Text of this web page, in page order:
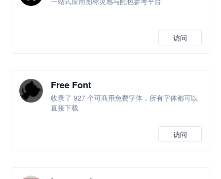
访问
Free Font
收录了 927 个可商用免费字体，所有字体都可以
直接下载
访问